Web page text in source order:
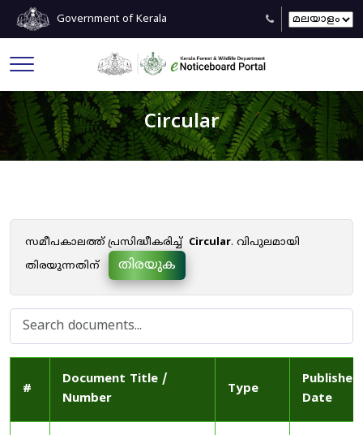
Government of Kerala
Circular
സമീപകാലത്ത് പ്രസിദ്ധീകരിച്ച് Circular. വിപുലമായി
തിരയുന്നതിന്
തിരയുക
#
Document Title /
Number
Type
Published
Date